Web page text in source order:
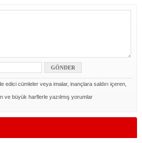
edici cümleler veya imalar, inançlara saldırı içeren,
ve büyük harflerle yazılmış yorumlar